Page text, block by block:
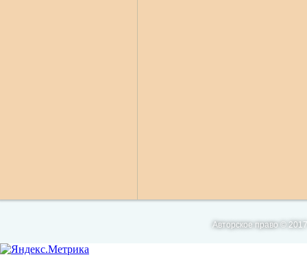
Авторское право ©